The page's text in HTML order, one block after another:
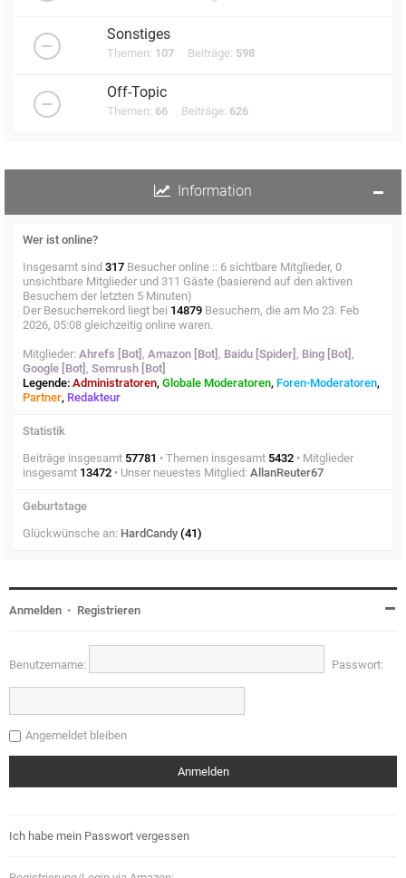
Sonstiges
Themen: 107 Beiträge: 598
Off-Topic
Themen: 66 Beiträge: 626
Information
Wer ist online?
Insgesamt sind 317 Besucher online :: 6 sichtbare Mitglieder, 0
unsichtbare Mitglieder und 311 Gäste (basierend auf den aktiven
Besuchern der letzten 5 Minuten)
Der Besucherrekord liegt bei 14879 Besuchern, die am Mo 23. Feb
2026, 05:08 gleichzeitig online waren.
Mitglieder: Ahrefs [Bot] , Amazon [Bot] , Baidu [Spider] , Bing [Bot] ,
Google [Bot] , Semrush [Bot]
Legende: Administratoren, Globale Moderatoren, Foren-Moderatoren,
Partner, Redakteur
Statistik
Beiträge insgesamt 57781 • Themen insgesamt 5432 • Mitglieder
insgesamt 13472 • Unser neuestes Mitglied: AllanReuter67
Geburtstage
Glückwünsche an: HardCandy (41)
Anmelden • Registrieren
Benutzername: Passwort:
Angemeldet bleiben
Ich habe mein Passwort vergessen